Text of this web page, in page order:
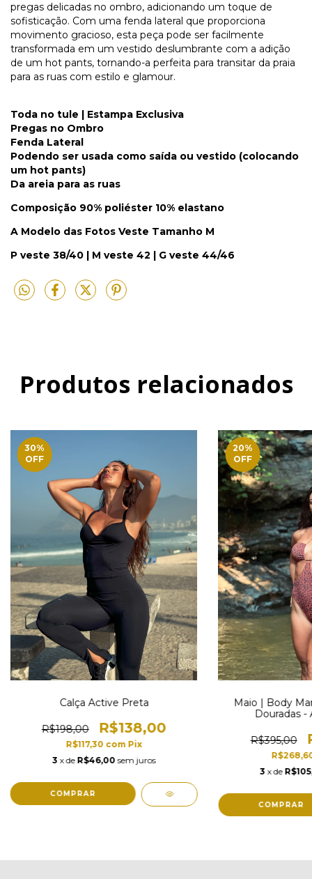
pregas delicadas no ombro, adicionando um toque de
sofisticação. Com uma fenda lateral que proporciona
movimento gracioso, esta peça pode ser facilmente
transformada em um vestido deslumbrante com a adição
de um hot pants, tornando-a perfeita para transitar da praia
para as ruas com estilo e glamour.
Toda no tule | Estampa Exclusiva
Pregas no Ombro
Fenda Lateral
Podendo ser usada como saída ou vestido (colocando
um hot pants)
Da areia para as ruas
Composição 90% poliéster 10% elastano
A Modelo das Fotos Veste Tamanho M
P veste 38/40 | M veste 42 | G veste 44/46
Produtos relacionados
30%
OFF
Calça Active Preta
R$198,00 R$138,00
R$117,30 com Pix
3 x de R$46,00 sem juros
COMPRAR
20%
OFF
Maio | Body
Douradas -
R$395,00
3 x de
COMPRAR